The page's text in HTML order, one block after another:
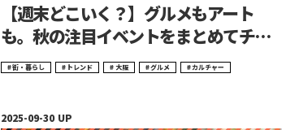
【週末どこいく？】グルメもアート
も。秋の注目イベントをまとめてチェ
ック！
街・暮らし トレンド 大阪 グルメ カルチャー